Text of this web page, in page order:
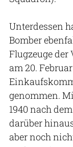
Unterdessen
Bomber
Flugzeuge der
am 20.
genommen.
1940 nach
darüber
aber noch